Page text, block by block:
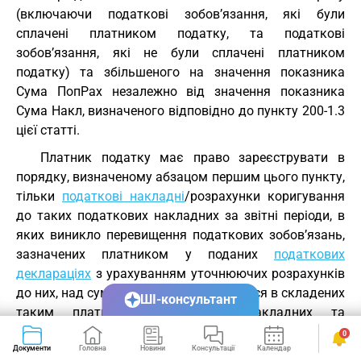
(включаючи податкові зобов’язання, які були
сплачені платником податку, та податкові
зобов’язання, які не були сплачені платником
податку) та збільшеного на значення показника
Сума ПопРах незалежно від значення показника
Сума Накл, визначеного відповідно до пункту 200-1.3
цієї статті.
Платник податку має право зареєструвати в
порядку, визначеному абзацом першим цього пункту,
тільки податкові накладні/розрахунки коригування
до таких податкових накладних за звітні періоди, в
яких виникло перевищення податкових зобов’язань,
зазначених платником у поданих податкових
деклараціях з урахуванням уточнюючих розрахунків
до них, над сумою податку, що міститься в складених
таким платником податкових накладних та
розрахунках коригування до таких податкових
накладних, зареєстрованих в Єдиному реєстрі
Документи Головна Новини Консультації Календар Сервіси
0
ШІ-консультант